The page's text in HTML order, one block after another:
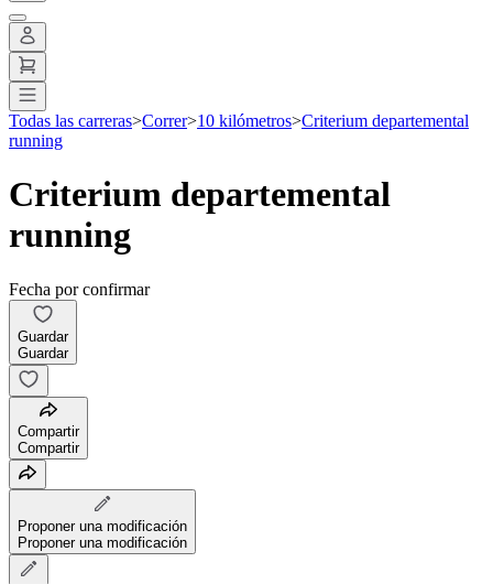
Todas las carreras>Correr>10 kilómetros>Criterium departemental
running
Criterium departemental
running
Fecha por confirmar
Guardar
Guardar
Compartir
Compartir
Proponer una modificación
Proponer una modificación